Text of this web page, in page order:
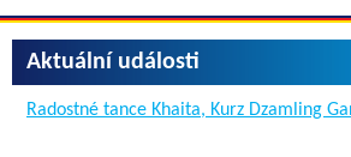
Aktuální události
Radostné tance Khaita, Kurz Dzamling